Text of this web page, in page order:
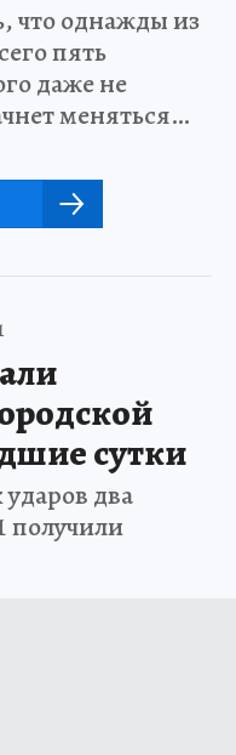
что однажды из
пять
даже не
меняться…
сутки
два
получили